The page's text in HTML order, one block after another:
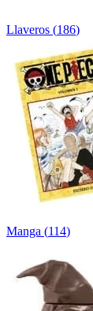
Llaveros (186)
Manga (114)